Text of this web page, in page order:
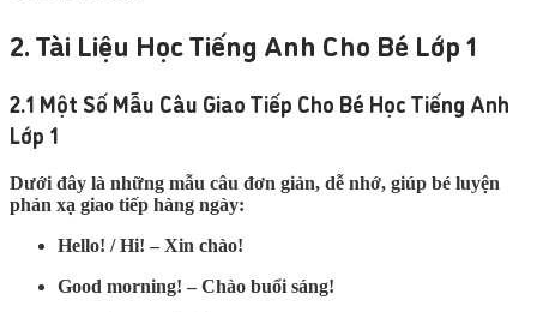
2. Tài Liệu Học Tiếng Anh Cho Bé Lớp 1
2.1 Một Số Mẫu Câu Giao Tiếp Cho Bé Học Tiếng Anh
Lớp 1
Dưới đây là những mẫu câu đơn giản, dễ nhớ, giúp bé luyện
phản xạ giao tiếp hàng ngày:
Hello! / Hi! – Xin chào!
Good morning! – Chào buổi sáng!